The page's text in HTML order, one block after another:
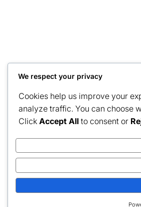
We respect your privacy
Cookies help us improve your
analyze traffic. You can choose
Click Accept All to consent or